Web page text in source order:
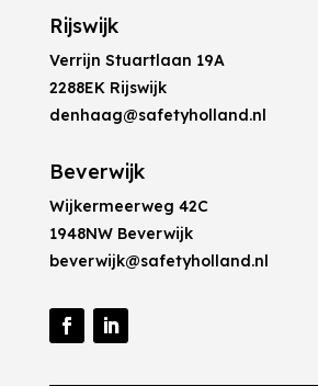
Rijswijk
Verrijn Stuartlaan 19A
2288EK Rijswijk
denhaag@safetyholland.nl
Beverwijk
Wijkermeerweg 42C
1948NW Beverwijk
beverwijk@safetyholland.nl